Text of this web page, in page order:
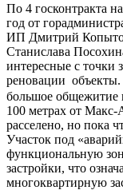
По 4 госконтракта
год от
ИП Дмитрий
Станислава
интересные с точки
реновации объекты.
большое общежитие
100 метрах от
расселено, но пока
Участок под
функциональную
застройки, что
многоквартирную